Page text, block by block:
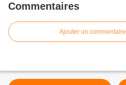
Commentaires
Ajouter un commentaire